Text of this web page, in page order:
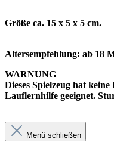
Größe ca. 15 x 5 x 5 cm.
Altersempfehlung: ab 18
WARNUNG
Dieses Spielzeug hat
Lauflernhilfe geeignet.
Menü schließen